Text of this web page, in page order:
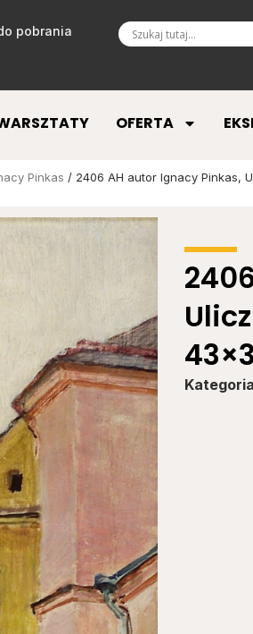
pobrania
OFERTA
Pinkas / 2406 AH autor Ignacy Pinkas,